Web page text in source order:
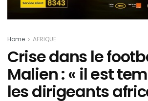
Home AFRIQUE
Crise dans le
Malien : « il est
les dirigeants